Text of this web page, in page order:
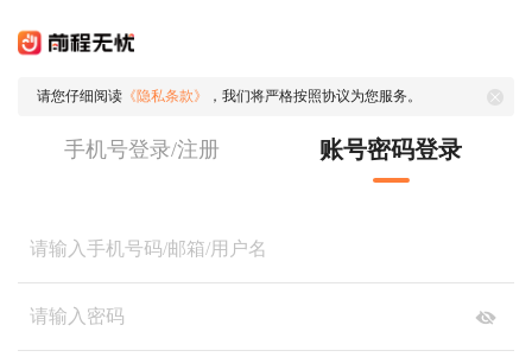
请您仔细阅读 《隐私条款》 ，我们将严格按照协议为您服务。
手机号登录/注册 账号密码登录